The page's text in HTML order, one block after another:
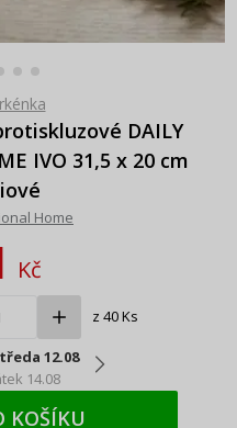
DAILY
IVO 31,5 x 20 cm
Home
Kč
z 40 Ks
12.08
14.08
KOŠÍKU